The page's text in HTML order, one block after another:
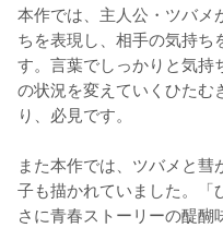
本作では、主人公・ツバメ
ちを表現し、相手の気持ち
す。言葉でしっかりと気持
の状況を変えていくひたむ
り、必見です。
また本作では、ツバメと
子も描かれていました。「
さに青春ストーリーの醍醐